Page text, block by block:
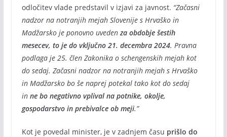
odločitev vlade predstavil v izjavi za javnost. “Začasni
nadzor na notranjih mejah Slovenije s Hrvaško in
Madžarsko je ponovno uvedenza obdobje šestih
mesecev, to je do vključno 21. decembra 2024. Pravna
podlaga je 25. člen Zakonika o schengenskih mejah kot
do sedaj. Začasni nadzor na notranjih mejah s Hrvaško
in Madžarsko bo še naprej potekal tako kot do sedaj
in ne bo negativno vplival na potnike, okolje,
gospodarstvo in prebivalce ob meji.”
Kot je povedal minister, je v zadnjem času prišlo do